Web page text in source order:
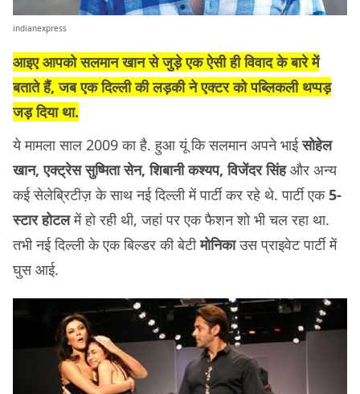
indianexpress
आइए आपको सलमान खान से जुड़े एक ऐसी ही विवाद के बारे में
बताते हैं, जब एक दिल्ली की लड़की ने एक्टर को पब्लिकली थप्पड़
जड़ दिया था.
ये मामला साल 2009 का है. हुआ यूं कि सलमान अपने भाईसोहेल
खान, एक्ट्रेस सुष्मिता सेन, शिबानी कश्यप, विजेंदर सिंहऔर अन्य
कई सेलेब्रिटीज़ के साथ नई दिल्ली में पार्टी कर रहे थे. पार्टी एक 5-
स्टार होटलमें हो रही थी, जहां पर एक फैशन शो भी चल रहा था.
तभी नई दिल्ली के एक बिल्डर की बेटीमोनिकाउस प्राइवेट पार्टी में
घुस आई.